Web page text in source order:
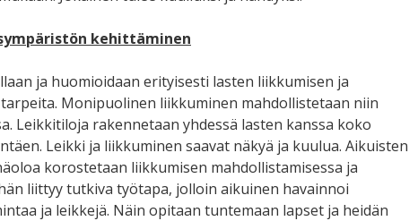
kehittäminen
ja huomioidaan erityisesti lasten liikkumisen ja
Monipuolinen liikkuminen mahdollistetaan niin
Leikkitiloja rakennetaan yhdessä lasten kanssa koko
Leikki ja liikkuminen saavat näkyä ja kuulua. Aikuisten
korostetaan liikkumisen mahdollistamisessa ja
liittyy tutkiva työtapa, jolloin aikuinen havainnoi
ja leikkejä. Näin opitaan tuntemaan lapset ja heidän